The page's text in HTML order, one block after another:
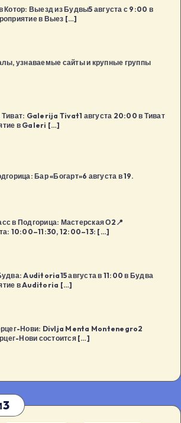
Котор: Выезд из Будвы5 августа с 9:00 в
в Выез […]
узнаваемые сайты и крупные группы
Galerija Tivat1 августа 20:00 в Тиват
в Galeri […]
Бар «Богарт»6 августа в 19.
в Подгорица: Мастерская О2📍
10:00–11:30, 12:00–13: […]
Auditoria15 августа в 11:00 в Будва
в Auditoria […]
Нови: Divlja Menta Montenegro2
Нови состоится […]